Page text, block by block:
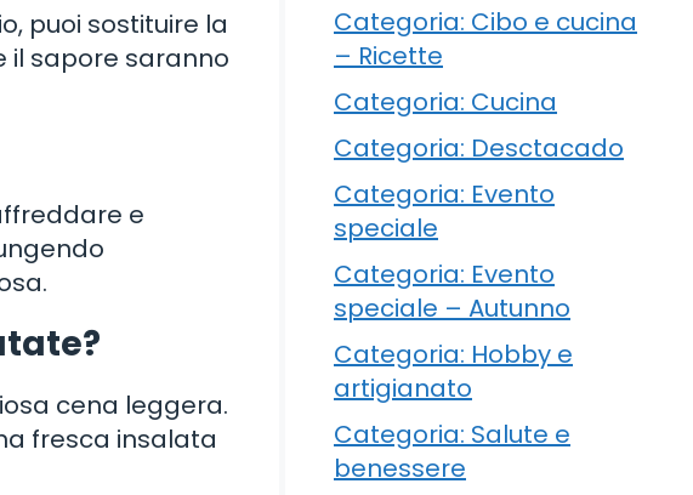
puoi sostituire la
il sapore saranno
e
cena leggera.
fresca insalata
Categoria: Cibo e cucina
– Ricette
Categoria: Cucina
Categoria: Desctacado
Categoria: Evento
speciale
Categoria: Evento
speciale – Autunno
Categoria: Hobby e
artigianato
Categoria: Salute e
benessere